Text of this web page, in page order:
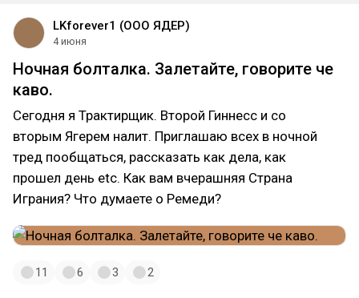
LKforever1 (ООО ЯДЕР)
4 июня
Ночная болталка. Залетайте, говорите че
каво.
Сегодня я Трактирщик. Второй Гиннесс и со
вторым Ягерем налит. Приглашаю всех в ночной
тред пообщаться, рассказать как дела, как
прошел день etc. Как вам вчерашняя Страна
Играния? Что думаете о Ремеди?
11 6 3 2